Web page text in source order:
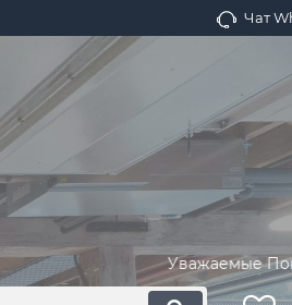
Чат
Уважаемые